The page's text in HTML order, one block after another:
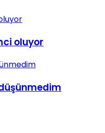
oluyor